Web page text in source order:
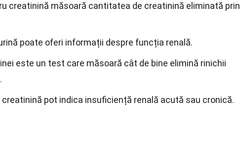
creatinină măsoară cantitatea de creatinină eliminată prin
poate oferi informații despre funcția renală.
este un test care măsoară cât de bine elimină rinichii
pot indica insuficiență renală acută sau cronică.